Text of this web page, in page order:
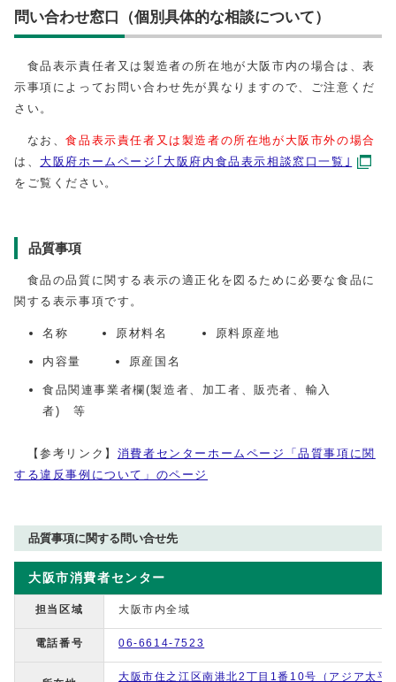
問い合わせ窓口（個別具体的な相談について）
食品表示責任者又は製造者の所在地が大阪市内の場合は、表
示事項によってお問い合わせ先が異なりますので、ご注意くだ
さい。
なお、食品表示責任者又は製造者の所在地が大阪市外の場合
は、 大阪府ホームページ｢大阪府内食品表示相談窓口一覧｣
をご覧ください。
品質事項
食品の品質に関する表示の適正化を図るために必要な食品に
関する表示事項です。
名称 原材料名 原料原産地
内容量 原産国名
食品関連事業者欄(製造者、加工者、販売者、輸入
者) 等
【参考リンク】 消費者センターホームページ「品質事項に関
する違反事例について」のページ
品質事項に関する問い合せ先
大阪市消費者センター
担当区域 大阪市内全域
電話番号 06-6614-7523
大阪市住之江区南港北2丁目1番10号（アジア太平